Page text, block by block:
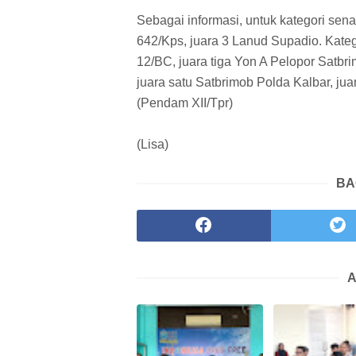
Sebagai informasi, untuk kategori
642/Kps, juara 3 Lanud Supadio.
12/BC, juara tiga Yon A Pelopor
juara satu Satbrimob Polda Kalbar,
(Pendam XII/Tpr)
(Lisa)